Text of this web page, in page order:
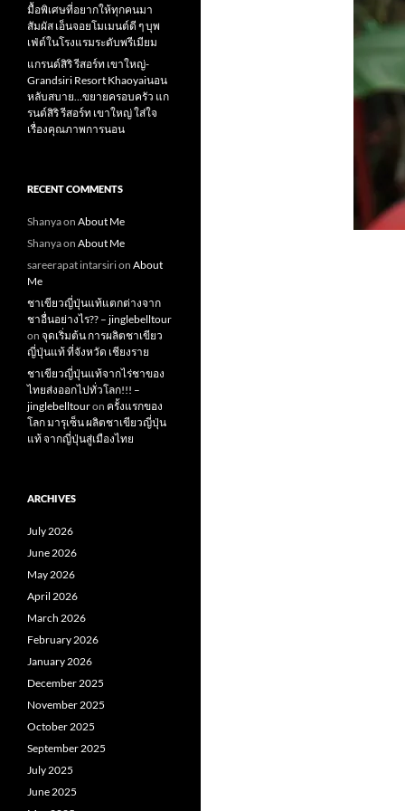
มื้อพิเศษที่อยากให้ทุกคนมา
สัมผัส เอ็นจอยโมเมนต์ดี ๆ บุพ
เฟ่ต์ในโรงแรมระดับพรีเมียม
แกรนด์สิริ​ รีสอร์ท​ เขาใหญ่​-
Grandsiri​ Resort​ Khaoyaiนอน
หลับสบาย…ขยายครอบครัว แก
รนด์สิริ รีสอร์ท เขาใหญ่ ใส่ใจ
เรื่องคุณภาพการนอน
RECENT COMMENTS
Shanyaon About Me
Shanyaon About Me
sareerapat intarsirion About
Me
ชาเขียวญี่ปุ่นแท้แตกต่างจาก
ชาอื่นอย่างไร?? – jinglebelltour
on จุดเริ่มต้น การผลิตชาเขียว
ญี่ปุ่นแท้ ที่จังหวัด เชียงราย
ชาเขียวญี่ปุ่นแท้จากไร่ชาของ
ไทยส่งออกไปทั่วโลก!!! –
jinglebelltouron ครั้งแรกของ
โลก มารุเซ็น ผลิตชาเขียวญี่ปุ่น
แท้ จากญี่ปุ่นสู่เมืองไทย
ARCHIVES
July 2026
June 2026
May 2026
April 2026
March 2026
February 2026
January 2026
December 2025
November 2025
October 2025
September 2025
July 2025
June 2025